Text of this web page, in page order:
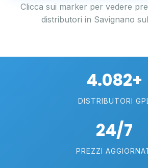
Clicca sui marker per vedere
distributori in Savignano
4.082+
DISTRIBUTORI
24/7
PREZZI